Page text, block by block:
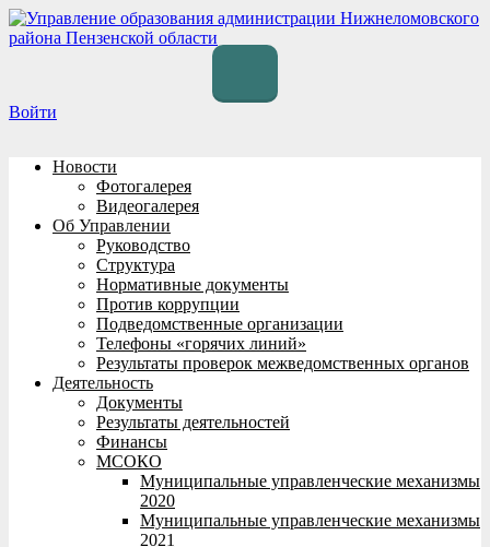
Перейти
к
Войти
Новости
Фотогалерея
Видеогалерея
Об Управлении
Руководство
Структура
Нормативные документы
Против коррупции
Подведомственные организации
Телефоны «горячих линий»
Результаты проверок межведомственных органов
Деятельность
Документы
Результаты деятельностей
Финансы
МСОКО
Муниципальные управленческие механизмы
2020
Муниципальные управленческие механизмы
2021